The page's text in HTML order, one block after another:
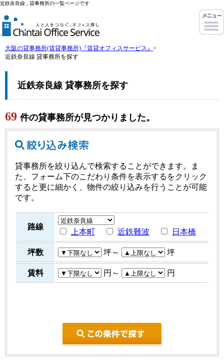
近鉄奈良線 , 貸事務所の一覧ページです
大阪の貸事務所(賃貸事務所)『賃貸オフィスサービス』 >
近鉄奈良線 貸事務所を探す
近鉄奈良線 貸事務所を探す
69 件の貸事務所が見つかりました。
貸事務所を絞り込んで検索することができます。ま
た、フォーム下のこだわり条件を表示するをクリック
すると更に細かく、物件の絞り込みを行うことが可能
です。
路線
上本町 近鉄難波 日本橋
坪数 坪～ 坪
賃料 円～ 円